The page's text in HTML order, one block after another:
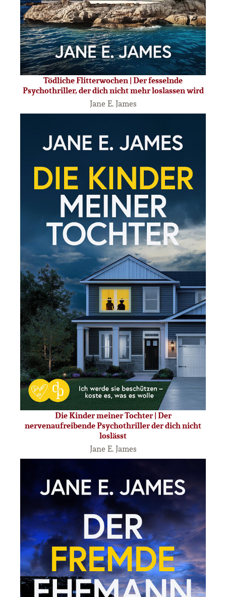
Tödliche Flitterwochen | Der fesselnde
Psychothriller, der dich nicht mehr loslassen wird
Jane E. James
Die Kinder meiner Tochter | Der
nervenaufreibende Psychothriller der dich nicht
loslässt
Jane E. James